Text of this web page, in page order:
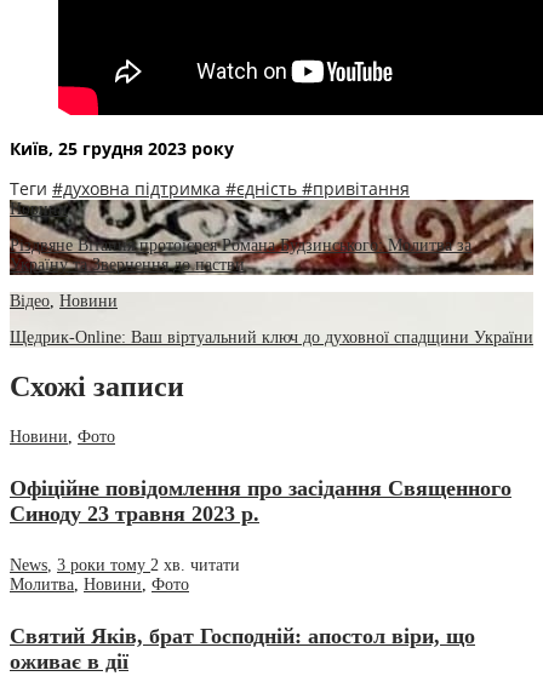
Київ, 25 грудня 2023 року
Теги #духовна підтримка #єдність #привітання
Новини
Різдвяне Вітання протоієрея Романа Будзинського: Молитва за
Україну та Звернення до пастви
Відео Новини
Щедрик-Online: Ваш віртуальний ключ до духовної спадщини України
Схожі записи
Новини, Фото
Офіційне повідомлення про засідання Священного
Синоду 23 травня 2023 р.
News, 3 роки тому 2 хв. читати
Молитва, Новини, Фото
Святий Яків, брат Господній: апостол віри, що
оживає в дії